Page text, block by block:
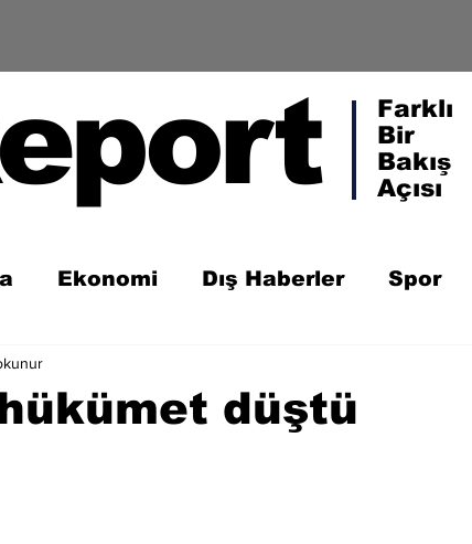
Farklı
Bir
Bakış
Açısı
Ekonomi Dış Haberler Spor
düştü